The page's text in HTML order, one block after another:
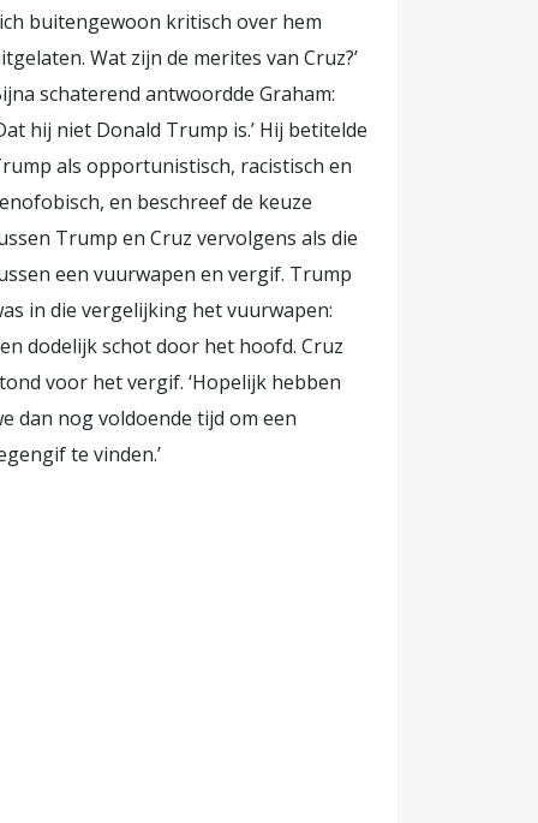
buitengewoon kritisch over hem
Wat zijn de merites van Cruz?’
schaterend antwoordde Graham:
hij niet Donald Trump is.’ Hij betitelde
als opportunistisch, racistisch en
en beschreef de keuze
Trump en Cruz vervolgens als die
een vuurwapen en vergif. Trump
in die vergelijking het vuurwapen:
dodelijk schot door het hoofd. Cruz
voor het vergif. ‘Hopelijk hebben
dan nog voldoende tijd om een
te vinden.’